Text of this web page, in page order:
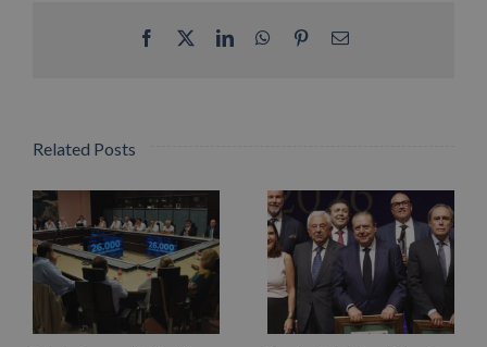
Facebook LinkedInWhatsApp
PinterestEmail
Related Posts